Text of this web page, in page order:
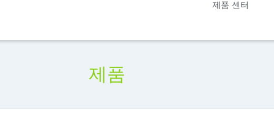
제품 센터
제품